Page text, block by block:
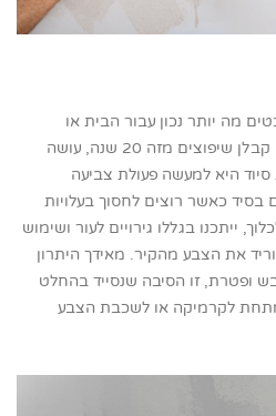
מה יותר נכון עבור הבית או
המשרד? הצוות של יצחק גלפו, קבלן שיפוצים מזה 20 שנה, עושה
היא למעשה פעולת צביעה
כאשר רוצים לחסוך בעלויות
ייתכנו בגללו גירויים לעור ושימוש
את הצבע מהקיר. מאידך היתרון
ופטרת, זו הסיבה שנסייד בהחלט
לקרמיקה או לשכבת הצבע